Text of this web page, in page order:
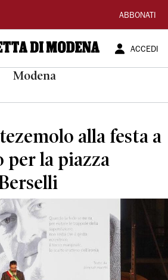
ABBONATI
ACCEDI
Modena
alla festa a
per la piazza